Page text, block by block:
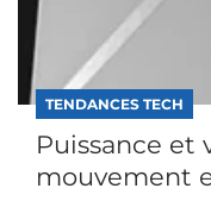
TENDANCES TECH
Puissance et
mouvement